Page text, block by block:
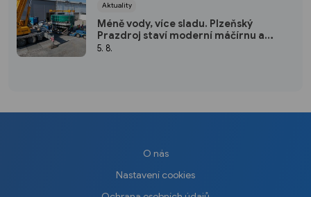
Aktuality
Méně vody, více sladu. Plzeňský
Prazdroj staví moderní máčírnu a
ušetří miliony litrů vody
5. 8.
O nás
Nastavení cookies